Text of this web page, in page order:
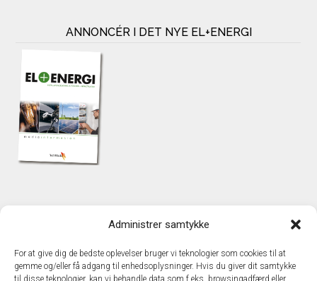
Administrer samtykke
For at give dig de bedste oplevelser bruger vi teknologier som cookies til at
gemme og/eller få adgang til enhedsoplysninger. Hvis du giver dit samtykke
til disse teknologier, kan vi behandle data som f.eks. browsingadfærd eller
ANNONCÉR I DET NYE EL+ENERGI
TechMedia A/S
DK – 2600 Glostrup
www.techmedia.dk